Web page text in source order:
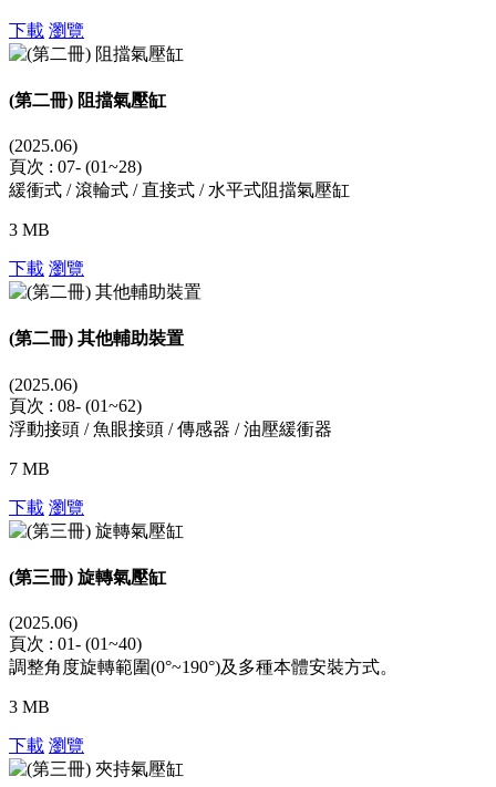
下載 瀏覽
(第二冊) 阻擋氣壓缸
(2025.06)
頁次 : 07- (01~28)
緩衝式 / 滾輪式 / 直接式 / 水平式阻擋氣壓缸
3 MB
下載 瀏覽
(第二冊) 其他輔助裝置
(2025.06)
頁次 : 08- (01~62)
浮動接頭 / 魚眼接頭 / 傳感器 / 油壓緩衝器
7 MB
下載 瀏覽
(第三冊) 旋轉氣壓缸
(2025.06)
頁次 : 01- (01~40)
調整角度旋轉範圍(0°~190°)及多種本體安裝方式。
3 MB
下載 瀏覽